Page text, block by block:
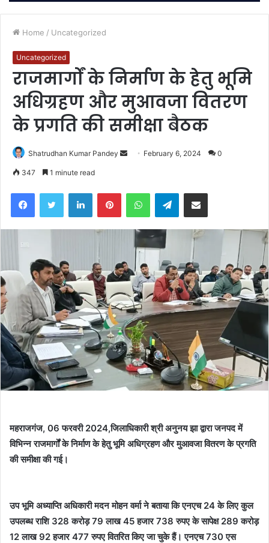
Home / Uncategorized
Uncategorized
राजमार्गों के निर्माण के हेतु भूमि
अधिग्रहण और मुआवजा वितरण
के प्रगति की समीक्षा बैठक
Shatrudhan Kumar Pandey
Send February 6, 2024 0
347 1 minute read
FacebookTwitter LinkedInPinterestWhatsAppTelegramShare via Email
महराजगंज, 06 फरवरी 2024,जिलाधिकारी श्री अनुनय झा द्वारा जनपद में
विभिन्न राजमार्गों के निर्माण के हेतु भूमि अधिग्रहण और मुआवजा वितरण के प्रगति
की समीक्षा की गई।
उप भूमि अध्याप्ति अधिकारी मदन मोहन वर्मा ने बताया कि एनएच 24 के लिए कुल
उपलब्ध राशि 328 करोड़ 79 लाख 45 हजार 738 रुपए के सापेक्ष 289 करोड़
12 लाख 92 हजार 477 रुपए वितरित किए जा चुके हैं। एनएच 730 एस